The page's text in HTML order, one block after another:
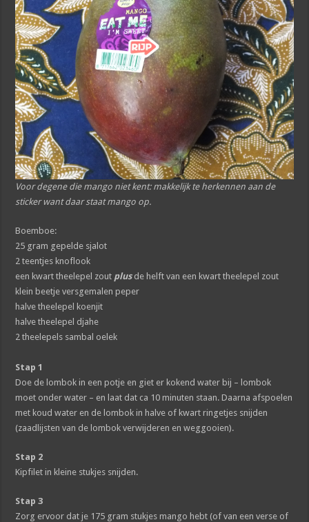
Voor degene die mango niet kent: makkelijk te herkennen aan de
sticker want daar staat mango op.
Boemboe:
25 gram gepelde sjalot
2 teentjes knoflook
een kwart theelepel zout plusde helft van een kwart theelepel zout
klein beetje versgemalen peper
halve theelepel koenjit
halve theelepel djahe
2 theelepels sambal oelek
Stap 1
Doe de lombok in een potje en giet er kokend water bij – lombok
moet onder water – en laat dat ca 10 minuten staan. Daarna afspoelen
met koud water en de lombok in halve of kwart ringetjes snijden
(zaadlijsten van de lombok verwijderen en weggooien).
Stap 2
Kipfilet in kleine stukjes snijden.
Stap 3
Zorg ervoor dat je 175 gram stukjes mango hebt (of van een verse of